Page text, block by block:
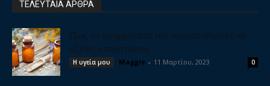
ΤΕΛΕΥΤΑΙΑ ΑΡΘΡΑ
Πως να εφαρμόσετε την ομοιοπαθητική σε
οξείες καταστάσεις
Η υγεία μου Maggie - 11 Μαρτίου, 2023 0